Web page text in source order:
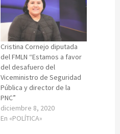
Cristina Cornejo diputada
del FMLN “Estamos a favor
del desafuero del
Viceministro de Seguridad
Pública y director de la
PNC”
diciembre 8, 2020
En «POLÍTICA»